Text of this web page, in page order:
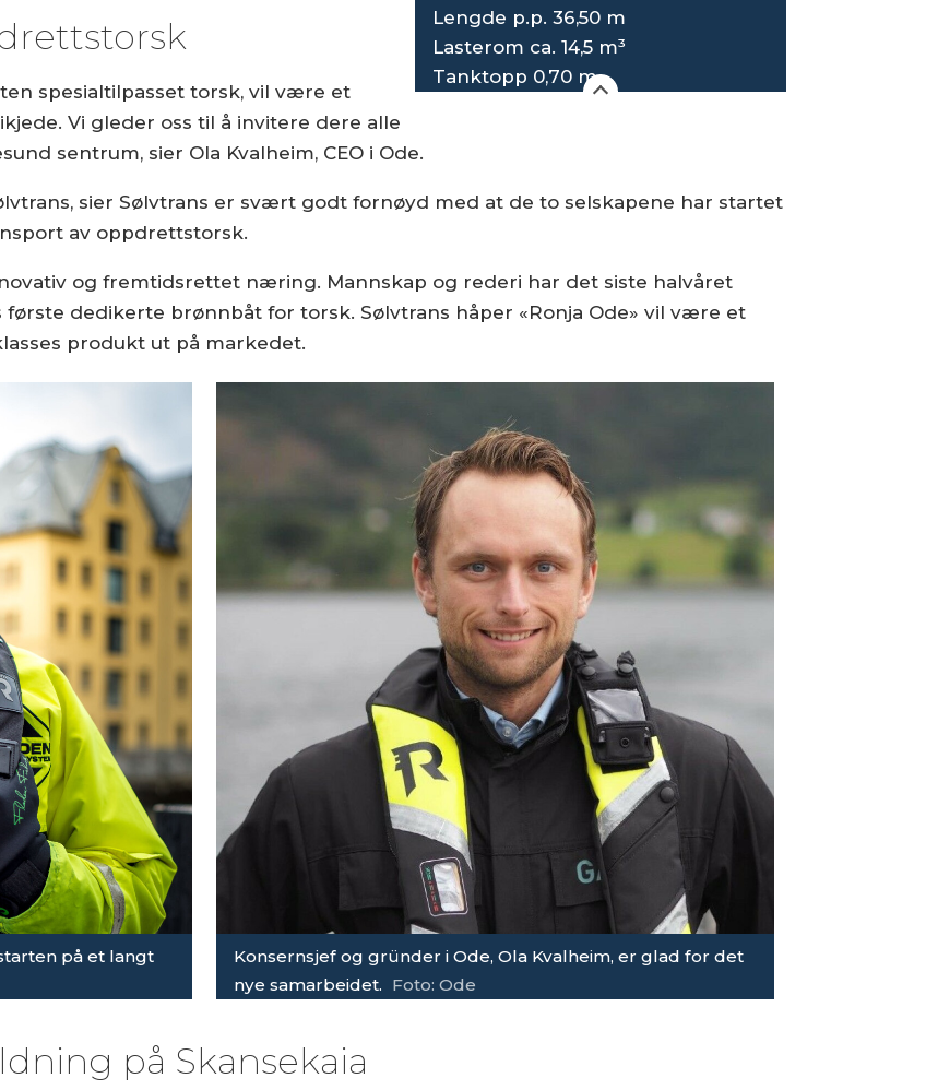
Lengde p.p. 36,50 m
Lasterom ca. 14,5 m³
Tanktopp 0,70 m
spesialtilpasset torsk, vil være et
Vi gleder oss til å invitere dere alle
sentrum, sier Ola Kvalheim, CEO i Ode.
sier Sølvtrans er svært godt fornøyd med at de to selskapene har startet
av oppdrettstorsk.
og fremtidsrettet næring. Mannskap og rederi har det siste halvåret
dedikerte brønnbåt for torsk. Sølvtrans håper «Ronja Ode» vil være et
produkt ut på markedet.
på et langt
Konsernsjef og gründer i Ode, Ola Kvalheim, er glad for det
nye samarbeidet. Foto: Ode
på Skansekaia